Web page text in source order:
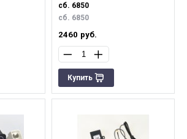
сб. 6850
сб. 6850
2460 руб.
Купить